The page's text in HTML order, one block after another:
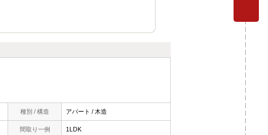
種別 / 構造 アパート / 木造
間取り一例 1LDK